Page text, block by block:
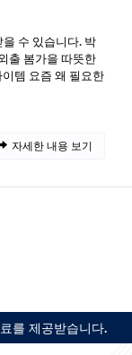
수 있습니다. 박
출 봄가을 따뜻한
템 요즘 왜 필요한
자세한 내용 보기
를 제공받습니다.